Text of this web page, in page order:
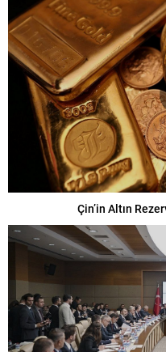
Çin’in Altın